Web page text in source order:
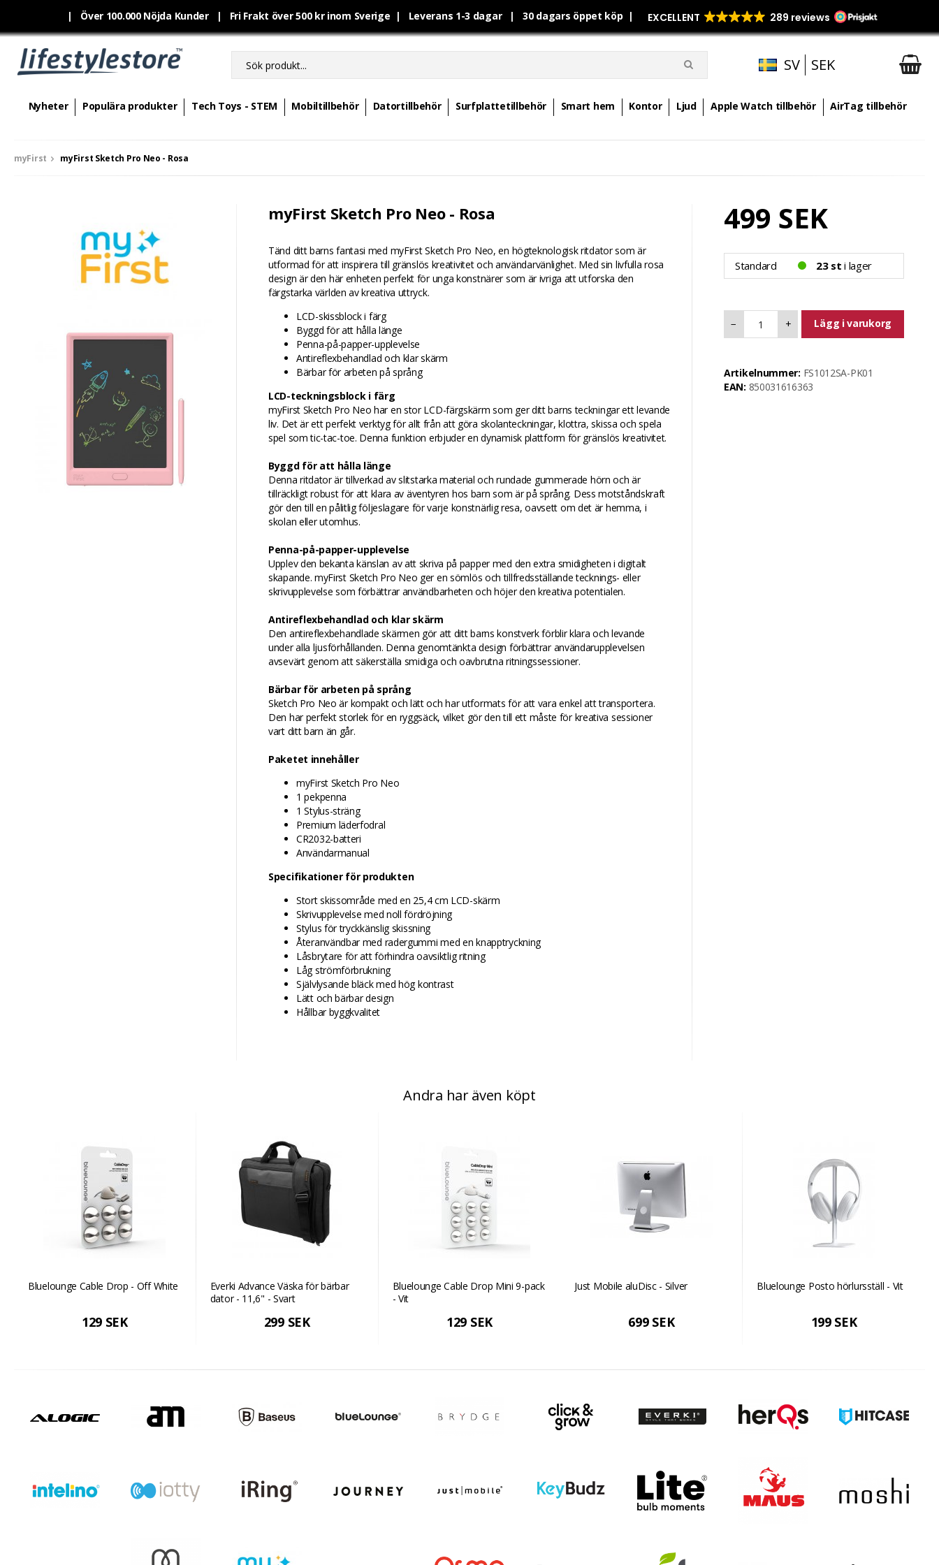
| Över 100.000 Nöjda Kunder | Fri Frakt över 500 kr inom Sverige | Leverans 1-3 dagar | 30 dagars öppet köp |
SV SEK
Nyheter Populära produkter Tech Toys - STEM Mobiltillbehör Datortillbehör Surfplattetillbehör Smart hem Kontor Ljud Apple Watch tillbehör AirTag tillbehör
myFirst myFirst Sketch Pro Neo - Rosa
myFirst Sketch Pro Neo - Rosa
Tänd ditt barns fantasi med myFirst Sketch Pro Neo, en högteknologisk ritdator som är
utformad för att inspirera till gränslös kreativitet och användarvänlighet. Med sin livfulla rosa
design är den här enheten perfekt för unga konstnärer som är ivriga att utforska den
färgstarka världen av kreativa uttryck.
LCD-skissblock i färg
Byggd för att hålla länge
Penna-på-papper-upplevelse
Antireflexbehandlad och klar skärm
Bärbar för arbeten på språng
LCD-teckningsblock i färg
myFirst Sketch Pro Neo har en stor LCD-färgskärm som ger ditt barns teckningar ett levande
liv. Det är ett perfekt verktyg för allt från att göra skolanteckningar, klottra, skissa och spela
spel som tic-tac-toe. Denna funktion erbjuder en dynamisk plattform för gränslös kreativitet.
Byggd för att hålla länge
Denna ritdator är tillverkad av slitstarka material och rundade gummerade hörn och är
tillräckligt robust för att klara av äventyren hos barn som är på språng. Dess motståndskraft
gör den till en pålitlig följeslagare för varje konstnärlig resa, oavsett om det är hemma, i
skolan eller utomhus.
Penna-på-papper-upplevelse
Upplev den bekanta känslan av att skriva på papper med den extra smidigheten i digitalt
skapande. myFirst Sketch Pro Neo ger en sömlös och tillfredsställande tecknings- eller
skrivupplevelse som förbättrar användbarheten och höjer den kreativa potentialen.
Antireflexbehandlad och klar skärm
Den antireflexbehandlade skärmen gör att ditt barns konstverk förblir klara och levande
under alla ljusförhållanden. Denna genomtänkta design förbättrar användarupplevelsen
avsevärt genom att säkerställa smidiga och oavbrutna ritningssessioner.
Bärbar för arbeten på språng
Sketch Pro Neo är kompakt och lätt och har utformats för att vara enkel att transportera.
Den har perfekt storlek för en ryggsäck, vilket gör den till ett måste för kreativa sessioner
vart ditt barn än går.
Paketet innehåller
myFirst Sketch Pro Neo
1 pekpenna
1 Stylus-sträng
Premium läderfodral
CR2032-batteri
Användarmanual
Specifikationer för produkten
Stort skissområde med en 25,4 cm LCD-skärm
Skrivupplevelse med noll fördröjning
Stylus för tryckkänslig skissning
Återanvändbar med radergummi med en knapptryckning
Låsbrytare för att förhindra oavsiktlig ritning
Låg strömförbrukning
Självlysande bläck med hög kontrast
Lätt och bärbar design
Hållbar byggkvalitet
499 SEK
Standard 23 st i lager
− + Lägg i varukorg
Artikelnummer: FS1012SA-PK01
EAN: 850031616363
Andra har även köpt
Bluelounge Cable Drop - Off White
129 SEK
Everki Advance Väska för bärbar
dator - 11,6" - Svart
299 SEK
Bluelounge Cable Drop Mini 9-pack
- Vit
129 SEK
Just Mobile aluDisc - Silver
699 SEK
Bluelounge Posto hörlursställ - Vit
199 SEK